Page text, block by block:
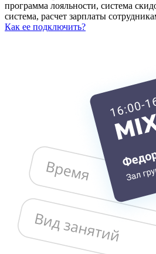
программа лояльности, система
система, расчет зарплаты
Как ее подключить?